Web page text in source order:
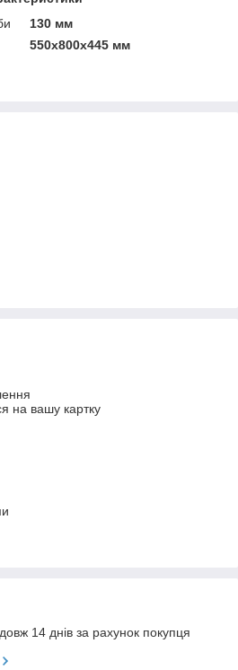
130 мм
550x800x445 мм
на вашу картку
14 днів за рахунок покупця